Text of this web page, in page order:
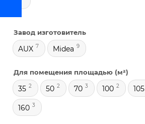
Завод изготовитель
AUX 7 Midea 9
Для помещения площадью (м²)
35 2 50 2 70 3 100 2 105
160 3